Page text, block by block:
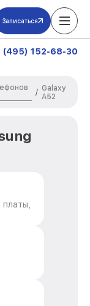
Записаться
(495) 152-68-30
/ Galaxy
A52